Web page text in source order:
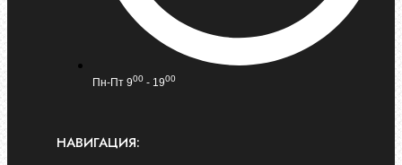
Пн-Пт 900 - 1900
НАВИГАЦИЯ: